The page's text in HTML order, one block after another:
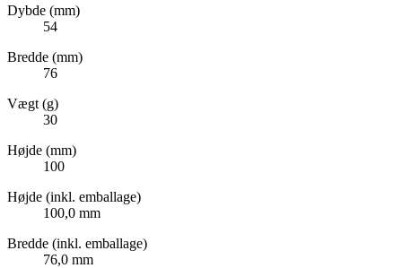
Dybde (mm)
54
Bredde (mm)
76
Vægt (g)
30
Højde (mm)
100
Højde (inkl. emballage)
100,0 mm
Bredde (inkl. emballage)
76,0 mm